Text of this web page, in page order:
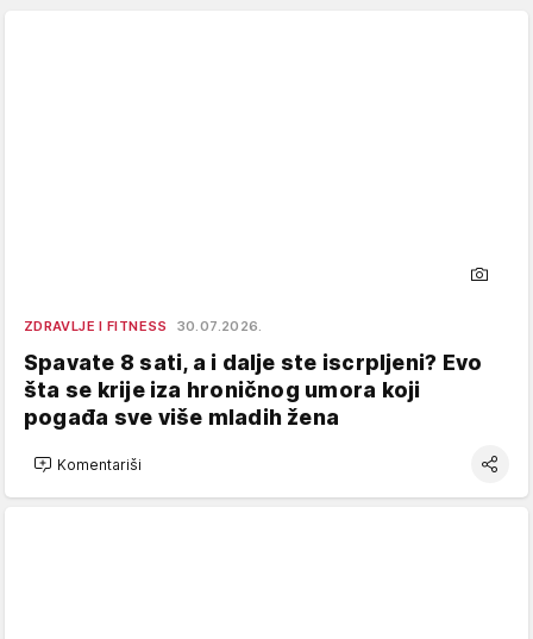
ZDRAVLJE I FITNESS 30.07.2026.
Spavate 8 sati, a i dalje ste iscrpljeni? Evo
šta se krije iza hroničnog umora koji
pogađa sve više mladih žena
Komentariši